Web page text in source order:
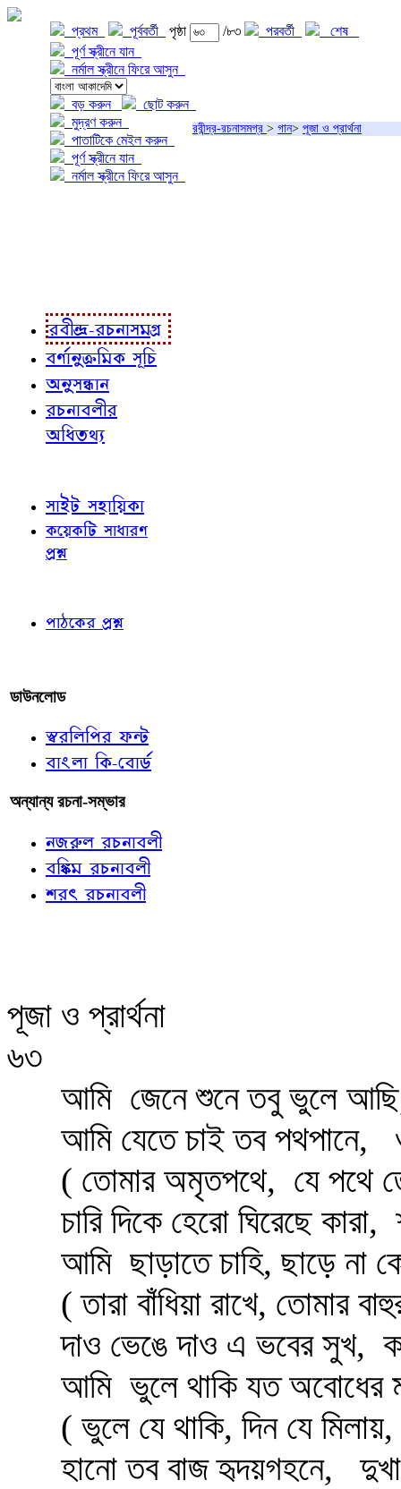
প্রথম পূর্ববর্তী পৃষ্ঠা /৮৩ পরবর্তী
শেষ
পূর্ণ স্ক্রীনে যান
নর্মাল স্ক্রীনে ফিরে আসুন
বড় করুন
ছোট করুন
মুদ্রণ করুন
পাতাটিকে মেইল করুন
পূর্ণ স্ক্রীনে যান
নর্মাল স্ক্রীনে ফিরে আসুন
রবীন্দ্র-রচনাসমগ্র > গান> পূজা ও প্রার্থনা
রবীন্দ্র-রচনাসমগ্র
বর্ণানুক্রমিক সূচি
অনুসন্ধান
রচনাবলীর
অধিতথ্য
সাইট সহায়িকা
কয়েকটি সাধারণ
প্রশ্ন
পাঠকের প্রশ্ন
ডাউনলোড
স্বরলিপির ফন্ট
বাংলা কি-বোর্ড
অন্যান্য রচনা-সম্ভার
নজরুল রচনাবলী
বঙ্কিম রচনাবলী
শরৎ রচনাবলী
পূজা ও প্রার্থনা
৬৩
আমি জেনে শুনে তবু ভুলে
আমি যেতে চাই তব পথপানে,
( তোমার অমৃতপথে, যে পথে
চারি দিকে হেরো ঘিরেছে কারা,
আমি ছাড়াতে চাহি, ছাড়ে না
( তারা বাঁধিয়া রাখে, তোমার
দাও ভেঙে দাও এ ভবের সুখ,
আমি ভুলে থাকি যত অবোধের
( ভুলে যে থাকি, দিন যে
হানো তব বাজ হৃদয়গহনে,